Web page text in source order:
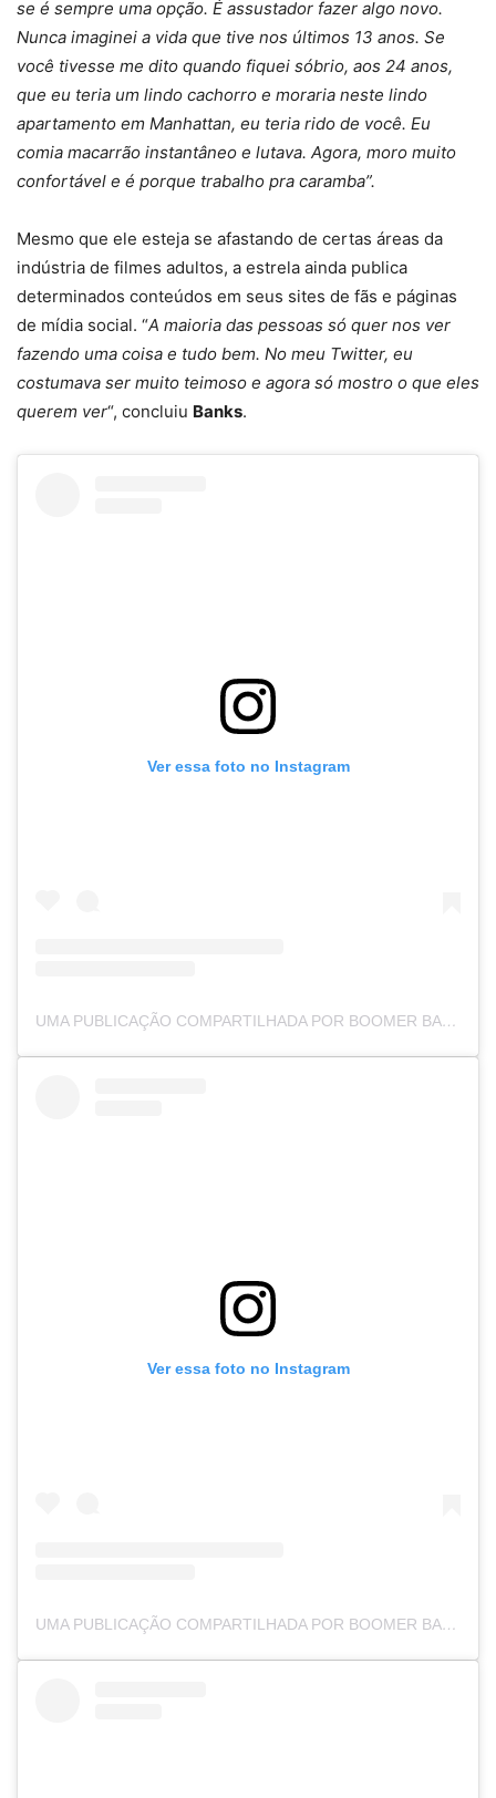
se é sempre uma opção. É assustador fazer algo novo.
Nunca imaginei a vida que tive nos últimos 13 anos. Se
você tivesse me dito quando fiquei sóbrio, aos 24 anos,
que eu teria um lindo cachorro e moraria neste lindo
apartamento em Manhattan, eu teria rido de você. Eu
comia macarrão instantâneo e lutava. Agora, moro muito
confortável e é porque trabalho pra caramba”.
Mesmo que ele esteja se afastando de certas áreas da
indústria de filmes adultos, a estrela ainda publica
determinados conteúdos em seus sites de fãs e páginas
de mídia social. “A maioria das pessoas só quer nos ver
fazendo uma coisa e tudo bem. No meu Twitter, eu
costumava ser muito teimoso e agora só mostro o que eles
querem ver“, concluiu Banks.
Ver essa foto no Instagram
UMA PUBLICAÇÃO COMPARTILHADA POR BOOMER BANKS (@BACONLVR)
Ver essa foto no Instagram
UMA PUBLICAÇÃO COMPARTILHADA POR BOOMER BANKS (@BACONLVR)